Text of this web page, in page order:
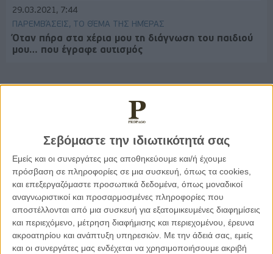
Σεβόμαστε την ιδιωτικότητά σας
Εμείς και οι συνεργάτες μας αποθηκεύουμε και/ή έχουμε
πρόσβαση σε πληροφορίες σε μια συσκευή, όπως τα cookies,
και επεξεργαζόμαστε προσωπικά δεδομένα, όπως μοναδικοί
αναγνωριστικοί και προσαρμοσμένες πληροφορίες που
αποστέλλονται από μια συσκευή για εξατομικευμένες διαφημίσεις
και περιεχόμενο, μέτρηση διαφήμισης και περιεχομένου, έρευνα
ακροατηρίου και ανάπτυξη υπηρεσιών. Με την άδειά σας, εμείς
και οι συνεργάτες μας ενδέχεται να χρησιμοποιήσουμε ακριβή
29.03.2021, 7:44
ΠΑΡΕΜΒΆΣΕΙΣ, ΤΟ ΘΈΜΑ ΤΗΣ ΗΜΈΡΑΣ
Όταν πήρα στα χέρια μου τη διάγνωση του παιδιού
μου… που έγραφε αυτισμός
Κέλλυ Καμπάκη
Κέλλυ Καμπάκη: Η μαμά της Έμμας
γράφει για την “ισόβια καταδίκη
της”
Γιάννης Πανούσης
Οι μόνοι αθώοι